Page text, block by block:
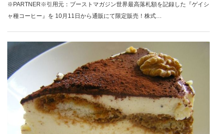
※PARTNER※引用元：ブーストマガジン世界最高落札額を記録した『ゲイシ
ャ種コーヒー』を 10月11日から通販にて限定販売！株式…